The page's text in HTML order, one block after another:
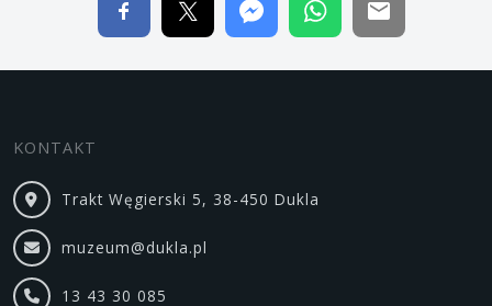
KONTAKT
Trakt Węgierski 5, 38-450 Dukla
muzeum@dukla.pl
13 43 30 085